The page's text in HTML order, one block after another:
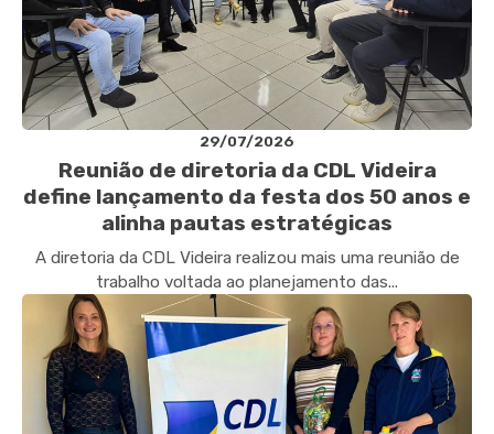
29/07/2026
Reunião de diretoria da CDL Videira
define lançamento da festa dos 50 anos e
alinha pautas estratégicas
A diretoria da CDL Videira realizou mais uma reunião de
trabalho voltada ao planejamento das...